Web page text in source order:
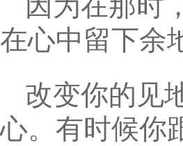
在心中留下余
改变你的见
心。有时候你